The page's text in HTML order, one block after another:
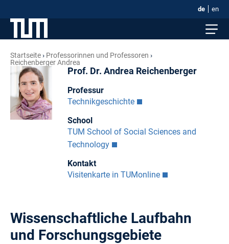
de en
Startseite
Professorinnen und Professoren
Reichenberger Andrea
Prof. Dr. Andrea Reichenberger
Professur
Technikgeschichte
School
TUM School of Social Sciences and
Technology
Kontakt
Visitenkarte in TUMonline
Wissenschaftliche Laufbahn
und Forschungsgebiete